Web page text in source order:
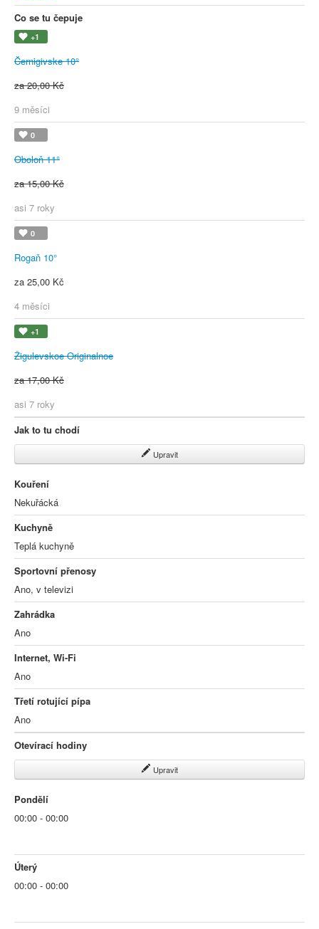
Co se tu čepuje
+1
Černigivske 10°
za 20,00 Kč
9 měsíci
0
Oboloň 11°
za 15,00 Kč
asi 7 roky
0
Rogaň 10°
za 25,00 Kč
4 měsíci
+1
Žigulevskoe Originalnoe
za 17,00 Kč
asi 7 roky
Jak to tu chodí
Upravit
Kouření
Nekuřácká
Kuchyně
Teplá kuchyně
Sportovní přenosy
Ano, v televizi
Zahrádka
Ano
Internet, Wi-Fi
Ano
Třetí rotující pípa
Ano
Otevírací hodiny
Upravit
Pondělí
00:00 - 00:00
Úterý
00:00 - 00:00